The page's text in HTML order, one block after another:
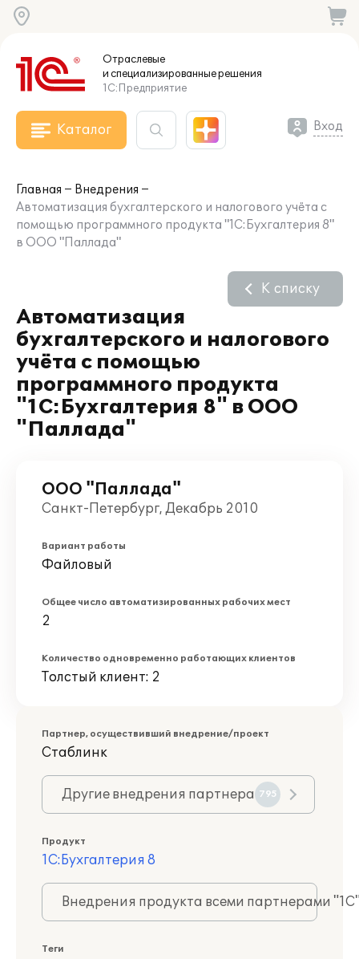
Отраслевые
и специализированныерешения
1С:Предприятие
Каталог Вход
Главная
Внедрения
Автоматизация бухгалтерского и налогового учёта с
помощью программного продукта "1С:Бухгалтерия 8"
в ООО "Паллада"
Автоматизация
бухгалтерского и налогового
учёта с помощью
программного продукта
"1С:Бухгалтерия 8" в ООО
"Паллада"
К списку
ООО "Паллада"
Санкт-Петербург, Декабрь 2010
Вариант работы
Файловый
Общее число автоматизированных рабочих мест
2
Количество одновременно работающих клиентов
Толстый клиент: 2
Партнер, осуществивший внедрение/проект
Стаблинк
Другие внедрения партнера 795
Продукт
1С:Бухгалтерия 8
Внедрения продукта всеми партнерами
Теги